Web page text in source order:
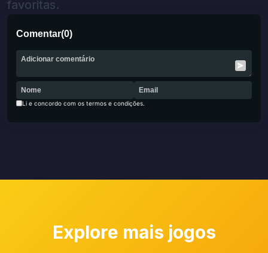
favoritas.
Comentar(0)
Li e concordo com os termos e condições.
Explore mais jogos